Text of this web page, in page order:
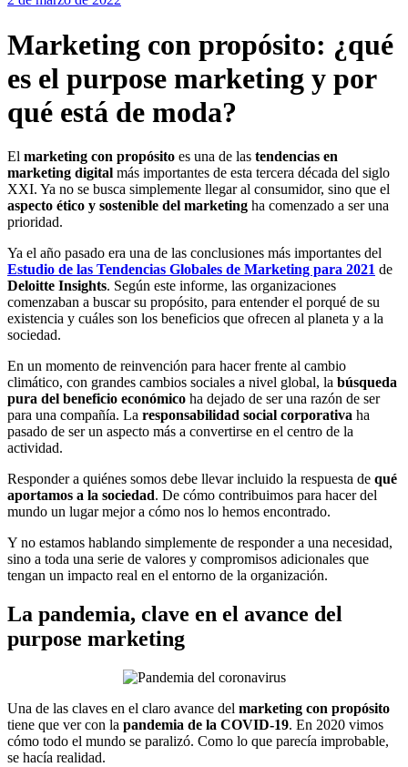
Marketing con propósito: ¿qué
es el purpose marketing y por
qué está de moda?
El marketing con propósito es una de las tendencias en
marketing digital más importantes de esta tercera década del siglo
XXI. Ya no se busca simplemente llegar al consumidor, sino que el
aspecto ético y sostenible del marketing ha comenzado a ser una
prioridad.
Ya el año pasado era una de las conclusiones más importantes del
Estudio de las Tendencias Globales de Marketing para 2021 de
Deloitte Insights. Según este informe, las organizaciones
comenzaban a buscar su propósito, para entender el porqué de su
existencia y cuáles son los beneficios que ofrecen al planeta y a la
sociedad.
En un momento de reinvención para hacer frente al cambio
climático, con grandes cambios sociales a nivel global, la búsqueda
pura del beneficio económico ha dejado de ser una razón de ser
para una compañía. La responsabilidad social corporativa ha
pasado de ser un aspecto más a convertirse en el centro de la
actividad.
Responder a quiénes somos debe llevar incluido la respuesta de qué
aportamos a la sociedad. De cómo contribuimos para hacer del
mundo un lugar mejor a cómo nos lo hemos encontrado.
Y no estamos hablando simplemente de responder a una necesidad,
sino a toda una serie de valores y compromisos adicionales que
tengan un impacto real en el entorno de la organización.
La pandemia, clave en el avance del
purpose marketing
Una de las claves en el claro avance del marketing con propósito
tiene que ver con la pandemia de la COVID-19. En 2020 vimos
cómo todo el mundo se paralizó. Como lo que parecía improbable,
se hacía realidad.